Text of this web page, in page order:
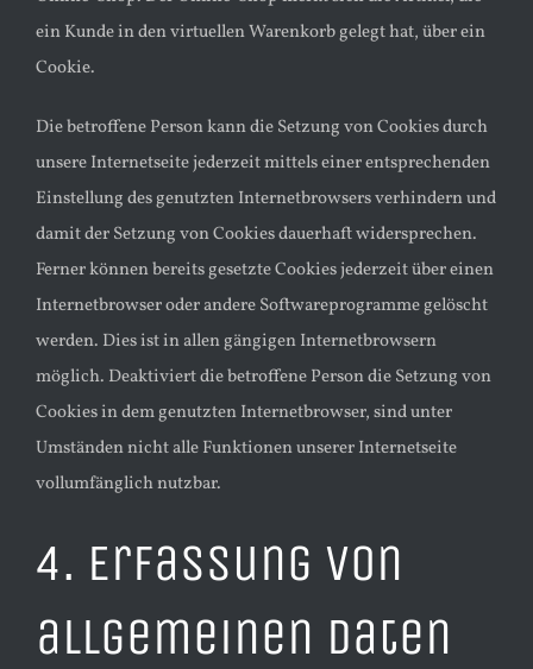
ein Kunde in den virtuellen Warenkorb gelegt hat, über ein
Cookie.
Die betroffene Person kann die Setzung von Cookies durch
unsere Internetseite jederzeit mittels einer entsprechenden
Einstellung des genutzten Internetbrowsers verhindern und
damit der Setzung von Cookies dauerhaft widersprechen.
Ferner können bereits gesetzte Cookies jederzeit über einen
Internetbrowser oder andere Softwareprogramme gelöscht
werden. Dies ist in allen gängigen Internetbrowsern
möglich. Deaktiviert die betroffene Person die Setzung von
Cookies in dem genutzten Internetbrowser, sind unter
Umständen nicht alle Funktionen unserer Internetseite
vollumfänglich nutzbar.
4. Erfassung von
allgemeinen Daten